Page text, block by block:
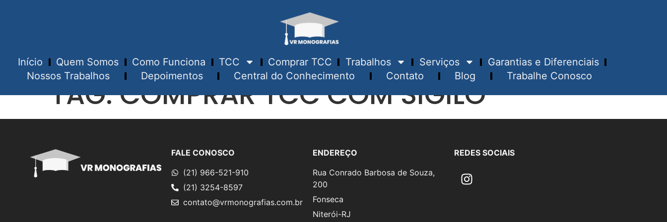
Início Quem Somos Como Funciona TCC Comprar TCC Trabalhos Serviços
Garantias e Diferenciais
Nossos Trabalhos
Depoimentos Central do Conhecimento Contato Blog Trabalhe Conosco
TAG:COMPRAR TCC COM SIGILO
FALE CONOSCO
(21) 966-521-910
(21) 3254-8597
contato@vrmonografias.com.br
ENDEREÇO
Rua Conrado Barbosa de Souza,
200
Fonseca
Niterói-RJ
REDES SOCIAIS